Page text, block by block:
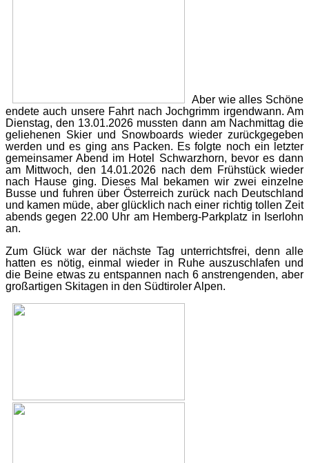
Aber wie alles Schöne
endete auch unsere Fahrt nach Jochgrimm irgendwann. Am
Dienstag, den 13.01.2026 mussten dann am Nachmittag die
geliehenen Skier und Snowboards wieder zurückgegeben
werden und es ging ans Packen. Es folgte noch ein letzter
gemeinsamer Abend im Hotel Schwarzhorn, bevor es dann
am Mittwoch, den 14.01.2026 nach dem Frühstück wieder
nach Hause ging. Dieses Mal bekamen wir zwei einzelne
Busse und fuhren über Österreich zurück nach Deutschland
und kamen müde, aber glücklich nach einer richtig tollen Zeit
abends gegen 22.00 Uhr am Hemberg-Parkplatz in Iserlohn
an.
Zum Glück war der nächste Tag unterrichtsfrei, denn alle
hatten es nötig, einmal wieder in Ruhe auszuschlafen und
die Beine etwas zu entspannen nach 6 anstrengenden, aber
großartigen Skitagen in den Südtiroler Alpen.